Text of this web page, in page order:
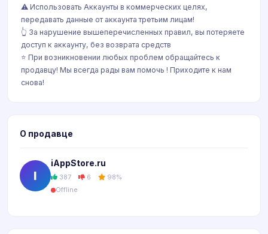
⚠️ Использовать Аккаунты в коммерческих целях,
передавать данные от аккаунта третьим лицам!
👆 За нарушение вышеперечисленных правил, вы потеряете
доступ к аккаунту, без возврата средств
⭐️ При возникновении любых проблем обращайтесь к
продавцу! Мы всегда рады вам помочь ! Приходите к нам
снова!
О продавце
I
iAppStore.ru
387 6 98%
Offline